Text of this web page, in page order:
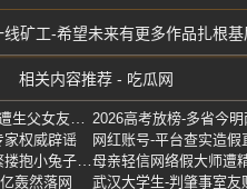
矿工-希望未来有更多作品扎根
相关内容推荐 - 吃瓜网
广东1岁半男童-爷爷痛诉孙子生前异常坚决不认儿子-遭生父女友踢打致死 2026高考放榜-多省今
家权威辟谣
宁波五岁女童-头皮毛囊坏死落下永久脱发后遗症-频繁搂抱小兔子染上脓癣
轰然落网 武汉大学生-判肇事室友